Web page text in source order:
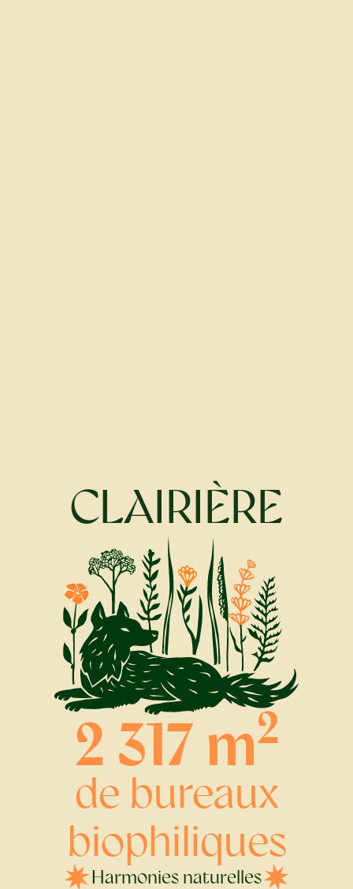
CLAIRIÈRE
2 317 m2
de bureaux
biophiliques
Harmonies naturelles